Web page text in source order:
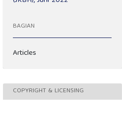
BAGIAN
Articles
COPYRIGHT & LICENSING